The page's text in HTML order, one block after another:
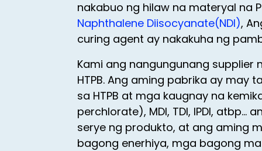
nakabuo ng hilaw na materyal na
Naphthalene Diisocyanate(NDI),
curing agent ay nakakuha ng
Kami ang nangungunang supplier
HTPB. Ang aming pabrika ay may
sa HTPB at mga kaugnay na
perchlorate), MDI, TDI, IPDI,
serye ng produkto, at ang aming
bagong enerhiya, mga bagong